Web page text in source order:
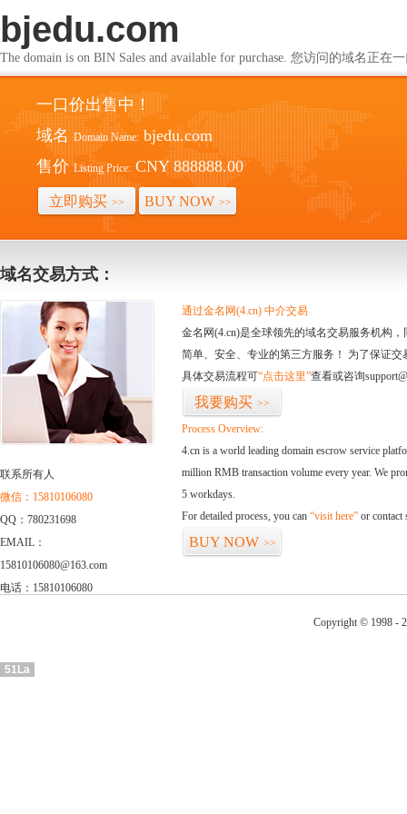
bjedu.com
The domain is on BIN Sales and available for purchase. 您访问的域名正在
一口价出售中！
域名 Domain Name: bjedu.com
售价 Listing Price: CNY 888888.00
立即购买 >> BUY NOW >>
域名交易方式：
联系所有人
微信：15810106080
QQ：780231698
EMAIL：
15810106080@163.com
电话：15810106080
通过金名网(4.cn) 中介交易
金名网(4.cn)是全球领先的域名交易服务机构
简单、安全、专业的第三方服务！ 为了保证
具体交易流程可“点击这里”查看或咨询
我要购买 >>
Process Overview:
4.cn is a world leading domain escrow service
million RMB transaction volume every year. We
5 workdays.
For detailed process, you can “visit here” or contact
BUY NOW >>
Copyright © 1998 -
51La